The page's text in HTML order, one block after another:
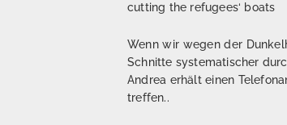
cutting the refugees‘ boats
Wenn wir wegen der
Schnitte systematischer
Andrea erhält einen
treffen..